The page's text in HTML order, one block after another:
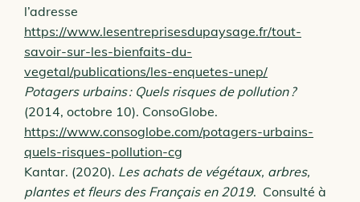
l’adresse
https://www.lesentreprisesdupaysage.fr/tout-
savoir-sur-les-bienfaits-du-
vegetal/publications/les-enquetes-unep/
Potagers urbains : Quels risques de pollution ?
(2014, octobre 10). ConsoGlobe.
https://www.consoglobe.com/potagers-urbains-
quels-risques-pollution-cg
Kantar. (2020). Les achats de végétaux, arbres,
plantes et fleurs des Français en 2019. Consulté à